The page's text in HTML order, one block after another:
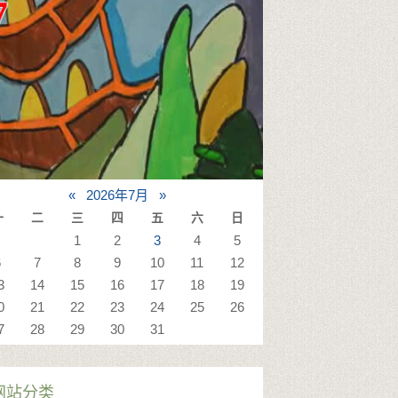
« 2026年7月 »
二 三 四 五 六 日
1 2 3 4
5
7 8 9 10 11
12
14 15 16 17 18
19
21 22 23 24 25
26
28 29 30 31
站分类